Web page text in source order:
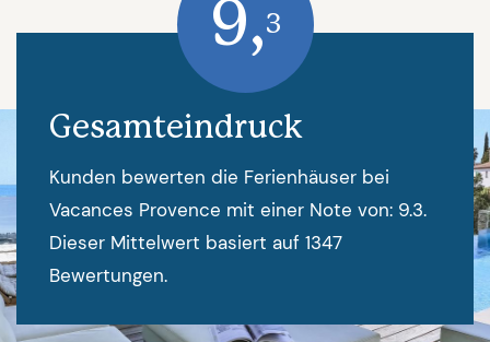
Gesamteindruck
Kunden bewerten die Ferienhäuser bei
Vacances Provence mit einer Note von: 9.3.
Dieser Mittelwert basiert auf 1347
Bewertungen.
9,3